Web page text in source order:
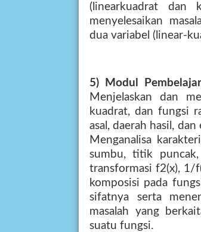
(linearkuadrat dan
menyelesaikan
dua variabel (linear-
5) Modul
Menjelaskan dan
kuadrat, dan fungsi
asal, daerah hasil,
Menganalisa
sumbu, titik
transformasi f2(x), 1/
komposisi pada
sifatnya serta
masalah yang
suatu fungsi.